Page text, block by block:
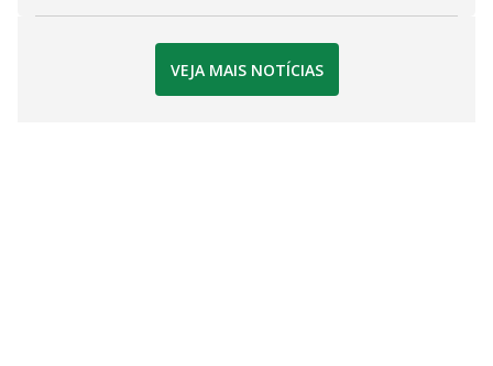
VEJA MAIS NOTÍCIAS